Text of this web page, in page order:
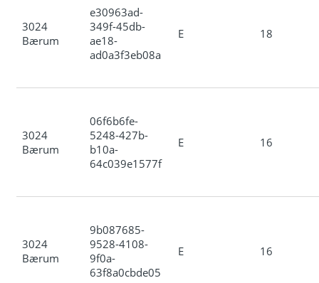
3024
Bærum
e30963ad-
349f-45db-
ae18-
ad0a3f3eb08a
E 18
3024
Bærum
06f6b6fe-
5248-427b-
b10a-
64c039e1577f
E 16
3024
Bærum
9b087685-
9528-4108-
9f0a-
63f8a0cbde05
E 16